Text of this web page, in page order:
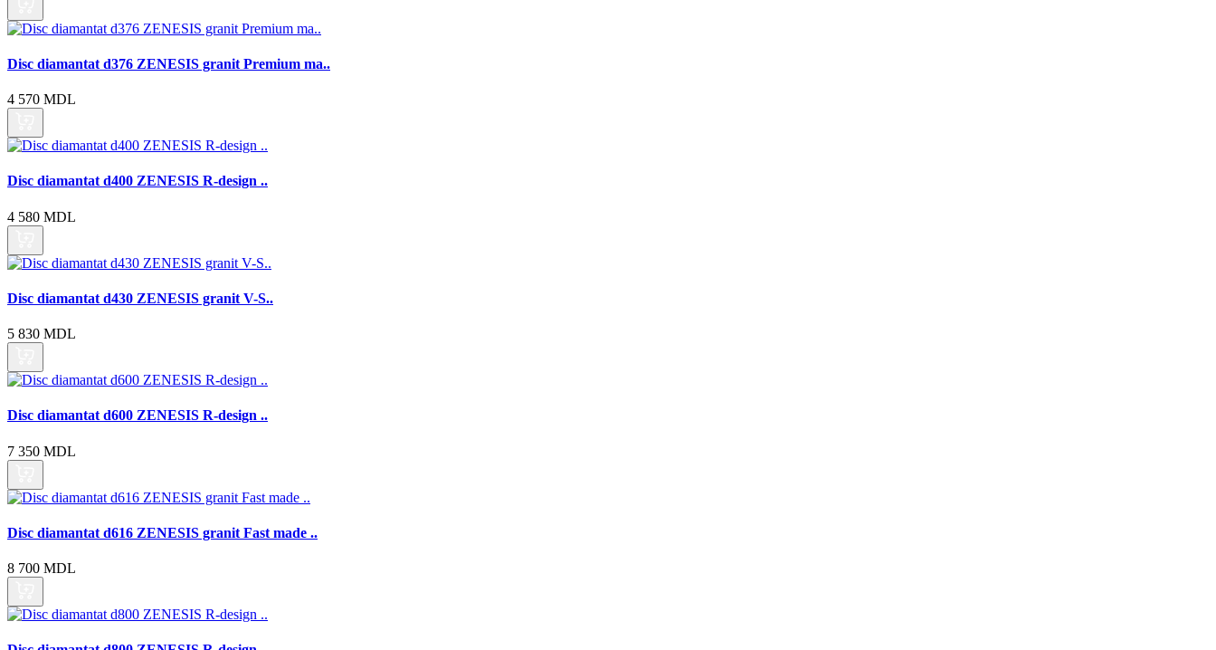
Disc diamantat d376 ZENESIS granit Premium ma..
4 570 MDL
Disc diamantat d400 ZENESIS R-design ..
4 580 MDL
Disc diamantat d430 ZENESIS granit V-S..
5 830 MDL
Disc diamantat d600 ZENESIS R-design ..
7 350 MDL
Disc diamantat d616 ZENESIS granit Fast made ..
8 700 MDL